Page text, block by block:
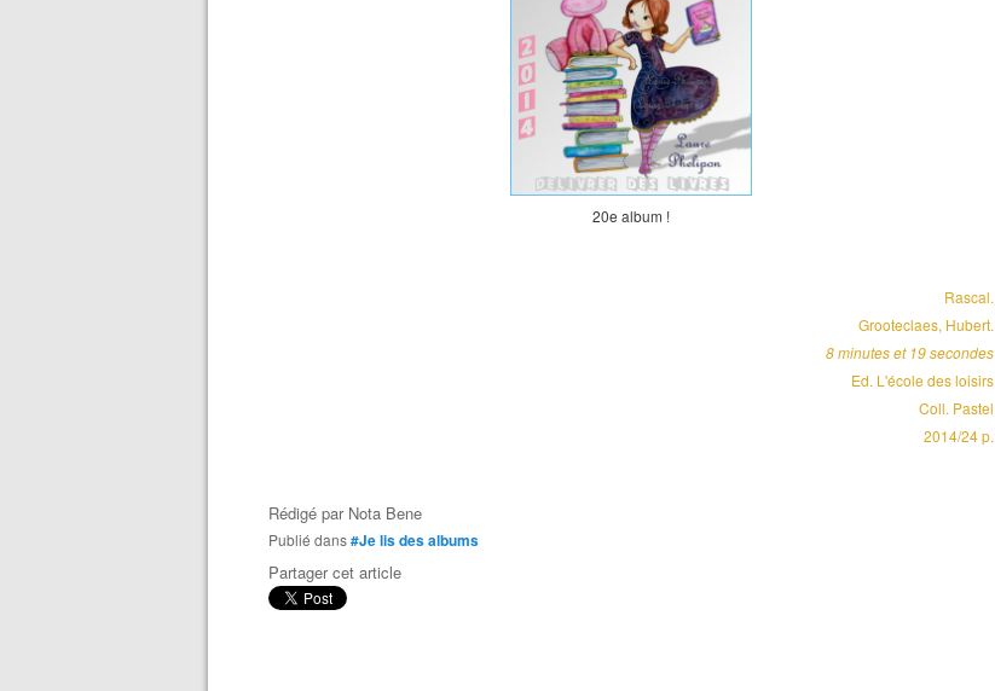
20e album !
Rascal.
Grooteclaes, Hubert.
8 minutes et 19 secondes
Ed. L'école des loisirs
Coll. Pastel
2014/24 p.
Rédigé par Nota Bene
Publié dans#Je lis des albums
Partager cet article